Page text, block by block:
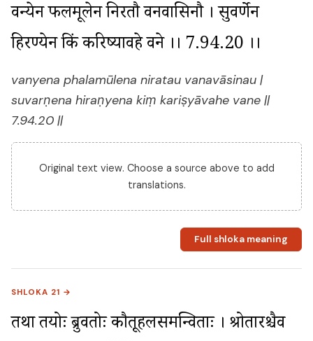
वन्येन फलमूलेन निरतौ वनवासिनौ । सुवर्णेन
हिरण्येन किं करिष्यावहे वने ।। 7.94.20 ।।
vanyena phalamūlena niratau vanavāsinau |
suvarṇena hiraṇyena kiṃ kariṣyāvahe vane ||
7.94.20 ||
Original text view. Choose a source above to add
translations.
Full shloka meaning
SHLOKA 21 →
तथा तयोः प्रब्रुवतोः कौतूहलसमन्विताः । श्रोतारश्चैव